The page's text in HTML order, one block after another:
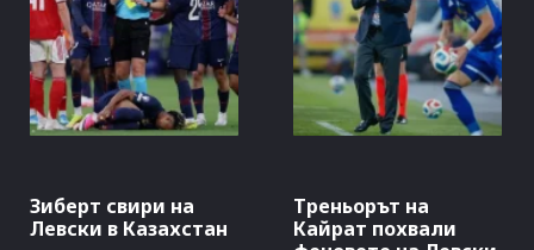
Зиберт свири на
Левски в Казахстан
Треньорът на
Кайрат похвали